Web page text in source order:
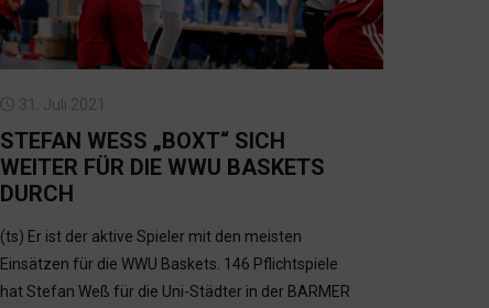
31. Juli 2021
STEFAN WESS „BOXT“ SICH W
EITER FÜR DIE WWU BASKETS D
URCH
(ts) Er ist der aktive Spieler mit den meisten
Einsätzen für die WWU Baskets. 146 Pflichtspiele
hat Stefan Weß für die Uni-Städter in der BARMER